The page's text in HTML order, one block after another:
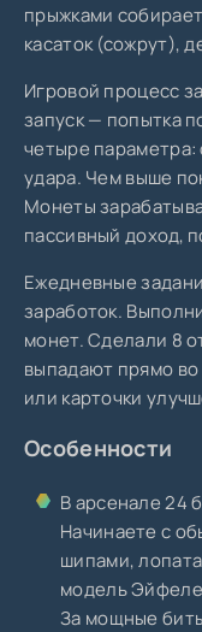
прыжками
касаток (сожрут),
Игровой процесс
запуск — попытка
четыре параметра:
удара. Чем выше
Монеты
пассивный доход,
Ежедневные
заработок.
монет. Сделали 8
выпадают прямо
или карточки
Особенности
В арсенале 24
Начинаете с
шипами,
модель
За мощные